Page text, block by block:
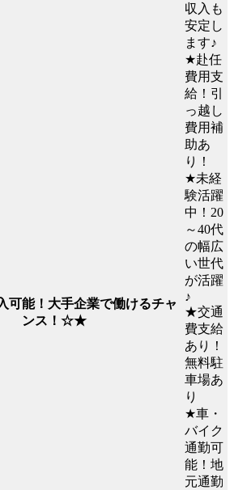
能！大手企業で働けるチャ
ンス！☆★
収入も
安定し
ます♪
★赴任
費用支
給！引
っ越し
費用補
助あ
り！
★未経
験活躍
中！20
～40代
の幅広
い世代
が活躍
♪
★交通
費支給
あり！
無料駐
車場あ
り
★車・
バイク
通勤可
能！地
元通勤